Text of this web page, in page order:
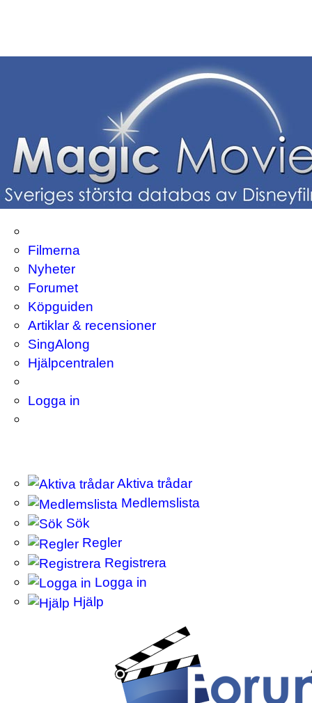
Filmerna
Nyheter
Forumet
Köpguiden
Artiklar & recensioner
SingAlong
Hjälpcentralen
Logga in
Aktiva trådar
Medlemslista
Sök
Regler
Registrera
Logga in
Hjälp